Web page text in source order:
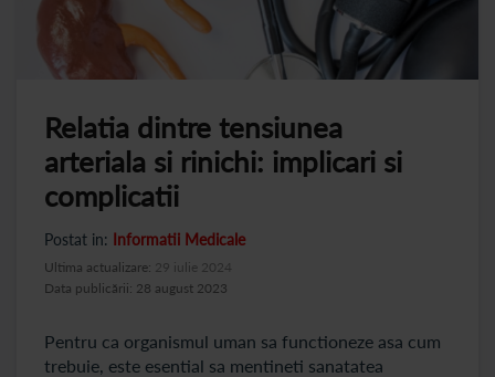
Relatia dintre tensiunea
arteriala si rinichi: implicari si
complicatii
Postat in: Informatii Medicale
Data publicării: 28 august 2023
Ultima actualizare: 29 iulie 2024
Pentru ca organismul uman sa functioneze asa cum
trebuie, este esential sa mentineti sanatatea